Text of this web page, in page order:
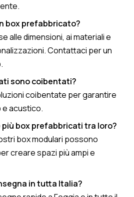
box prefabbricato?
alle dimensioni, ai materiali e
Contattaci per un
sono coibentati?
coibentate per garantire
acustico.
più box prefabbricati tra loro?
box modulari possono
creare spazi più ampi e
in tutta Italia?